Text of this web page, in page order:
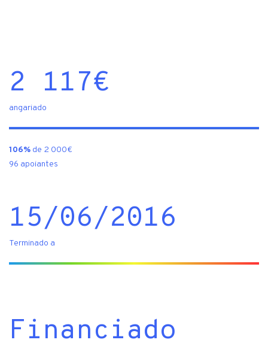
2 117€
angariado
106% de 2 000€
96 apoiantes
15/06/2016
Terminado a
Financiado